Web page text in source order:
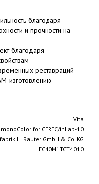
благодаря
и прочности на
благодаря
реставраций
изготовлению
Vita
monoColor for CEREC/inLab-10
H. Rauter GmbH & Co. KG
EC40M1TCT4010